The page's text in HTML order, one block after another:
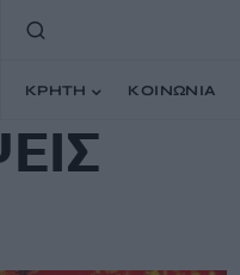
ΚΡΗΤΗ ΚΟΙΝΩΝΙΑ